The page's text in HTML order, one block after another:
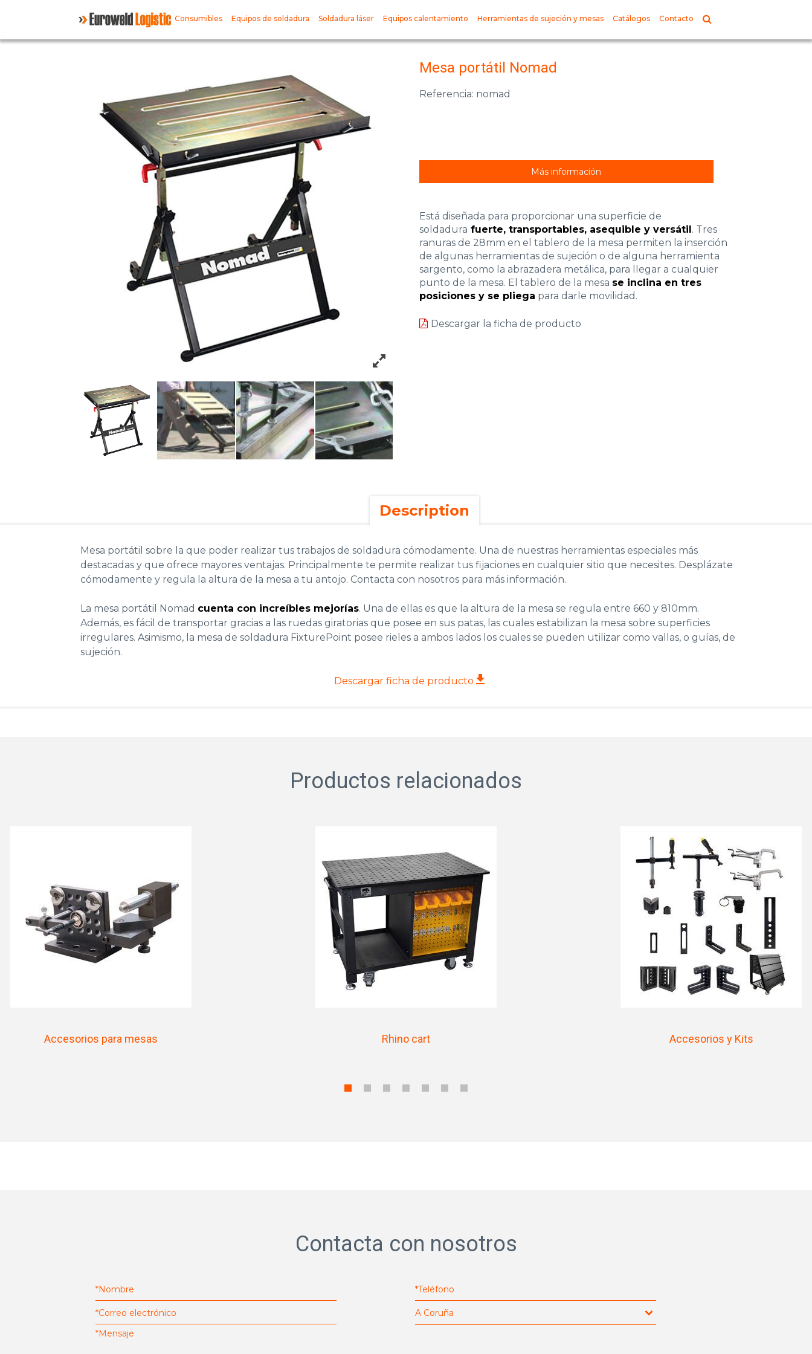
Consumibles Equipos de soldadura Soldadura láser Equipos calentamiento Herramientas de sujeción y mesas Catálogos Contacto
Referencia: nomad
Está diseñada para proporcionar una superficie de
soldadura fuerte, transportables, asequible y versátil. Tres
ranuras de 28mm en el tablero de la mesa permiten la inserción
de algunas herramientas de sujeción o de alguna herramienta
sargento, como la abrazadera metálica, para llegar a cualquier
punto de la mesa. El tablero de la mesa se inclina en tres
posiciones y se pliega para darle movilidad.
Descargar la ficha de producto
Más información
Mesa portátil Nomad
Description
Mesa portátil sobre la que poder realizar tus trabajos de soldadura cómodamente. Una de nuestras herramientas especiales más
destacadas y que ofrece mayores ventajas. Principalmente te permite realizar tus fijaciones en cualquier sitio que necesites. Desplázate
cómodamente y regula la altura de la mesa a tu antojo. Contacta con nosotros para más información.
La mesa portátil Nomad cuenta con increíbles mejorías. Una de ellas es que la altura de la mesa se regula entre 660 y 810mm.
Además, es fácil de transportar gracias a las ruedas giratorias que posee en sus patas, las cuales estabilizan la mesa sobre superficies
irregulares. Asimismo, la mesa de soldadura FixturePoint posee rieles a ambos lados los cuales se pueden utilizar como vallas, o guías, de
sujeción.
Descargar ficha de producto
Productos relacionados
Accesorios para mesas Rhino cart Accesorios y Kits
Contacta con nosotros